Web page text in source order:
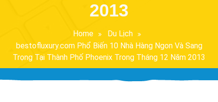
2013
Home
Du Lịch
bestofluxury.com Phổ Biến 10 Nhà Hàng Ngon Và Sang
Trọng Tại Thành Phố Phoenix Trong Tháng 12 Năm 2013